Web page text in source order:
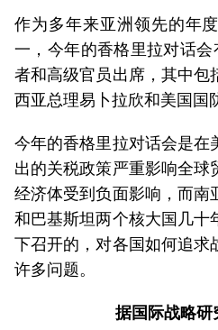
作为多年来亚洲领先的年
一，今年的香格里拉对话
者和高级官员出席，其中包
西亚总理易卜拉欣和美国国
今年的香格里拉对话会是在
出的关税政策严重影响全
经济体受到负面影响，而南
和巴基斯坦两个核大国几十
下召开的，对各国如何追求
许多问题。
据国际战略